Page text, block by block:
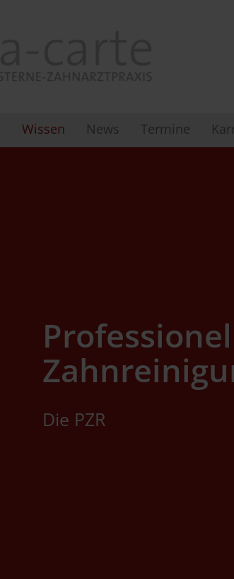
Wissen News Termine
Die PZR